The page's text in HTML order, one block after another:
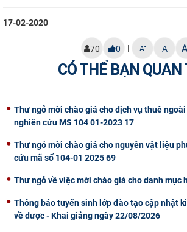
17-02-2020
70 0 | A- A A
CÓ THỂ BẠN QUAN
Thư ngỏ mời chào giá cho dịch vụ thuê
nghiên cứu MS 104 01-2023 17
Thư ngỏ mời chào giá cho nguyên vật liệu
cứu mã số 104-01 2025 69
Thư ngỏ về việc mời chào giá cho danh mục
Thông báo tuyển sinh lớp đào tạo cập nhật
về dược - Khai giảng ngày 22/08/2026